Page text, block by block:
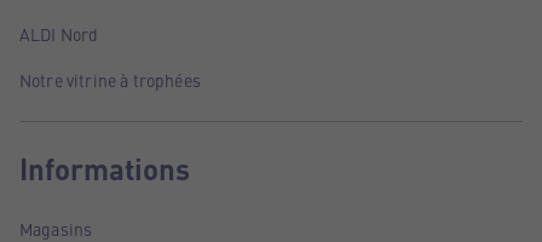
ALDI Nord
Notre vitrine à trophées
Informations
Magasins